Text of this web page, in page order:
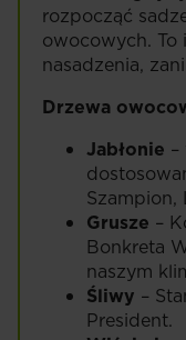
rozpocząć
owocowych. To
nasadzenia,
Drzewa
Jabłonie
Grusze –
Bonkreta
naszym
Śliwy –
President.